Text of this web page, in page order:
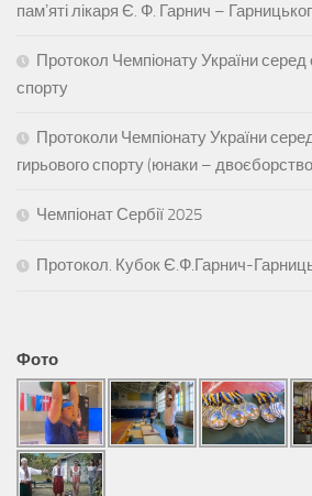
памʼяті лікаря Є. Ф. Гарнич –
Протокол Чемпіонату України серед
спорту
Протоколи Чемпіонату України
гирьового спорту (юнаки –
Чемпіонат Сербії 2025
Протокол. Кубок Є.Ф.Гарнич-
Фото